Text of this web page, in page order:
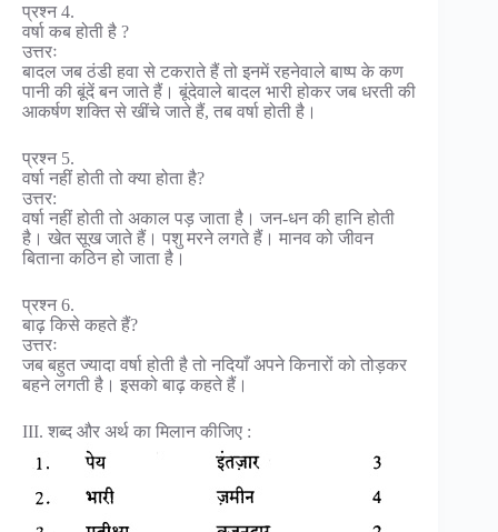
प्रश्न 4.
वर्षा कब होती है ?
उत्तरः
बादल जब ठंडी हवा से टकराते हैं तो इनमें रहनेवाले बाष्प के कण
पानी की बूंदें बन जाते हैं। बूंदेवाले बादल भारी होकर जब धरती की
आकर्षण शक्ति से खींचे जाते हैं, तब वर्षा होती है।
प्रश्न 5.
वर्षा नहीं होती तो क्या होता है?
उत्तर:
वर्षा नहीं होती तो अकाल पड़ जाता है। जन-धन की हानि होती
है। खेत सूख जाते हैं। पशु मरने लगते हैं। मानव को जीवन
बिताना कठिन हो जाता है।
प्रश्न 6.
बाढ़ किसे कहते हैं?
उत्तरः
जब बहुत ज्यादा वर्षा होती है तो नदियाँ अपने किनारों को तोड़कर
बहने लगती है। इसको बाढ़ कहते हैं।
III. शब्द और अर्थ का मिलान कीजिए :